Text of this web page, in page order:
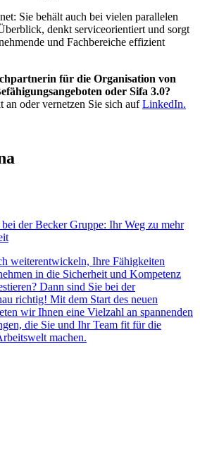
Sie behält auch bei vielen parallelen
denkt serviceorientiert und sorgt
und Fachbereiche effizient
für die Organisation von
oder Sifa 3.0?
an oder vernetzen Sie sich aufLinkedIn.
der Becker Gruppe: Ihr Weg zu mehr
weiterentwickeln, Ihre Fähigkeiten
in die Sicherheit und Kompetenz
Dann sind Sie bei der
richtig! Mit dem Start des neuen
wir Ihnen eine Vielzahl an spannenden
die Sie und Ihr Team fit für die
machen.